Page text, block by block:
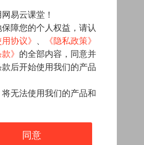
易云课堂！
障您的个人权益，请认
用协议》 、
《隐私政策》
》 的全部内容，同意并
后开始使用我们的产品
无法使用我们的产品和
同意